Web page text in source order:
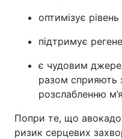
оптимізує
підтримує
є чудовим
разом сприяють
розслабленню
Попри те, що
ризик серцевих